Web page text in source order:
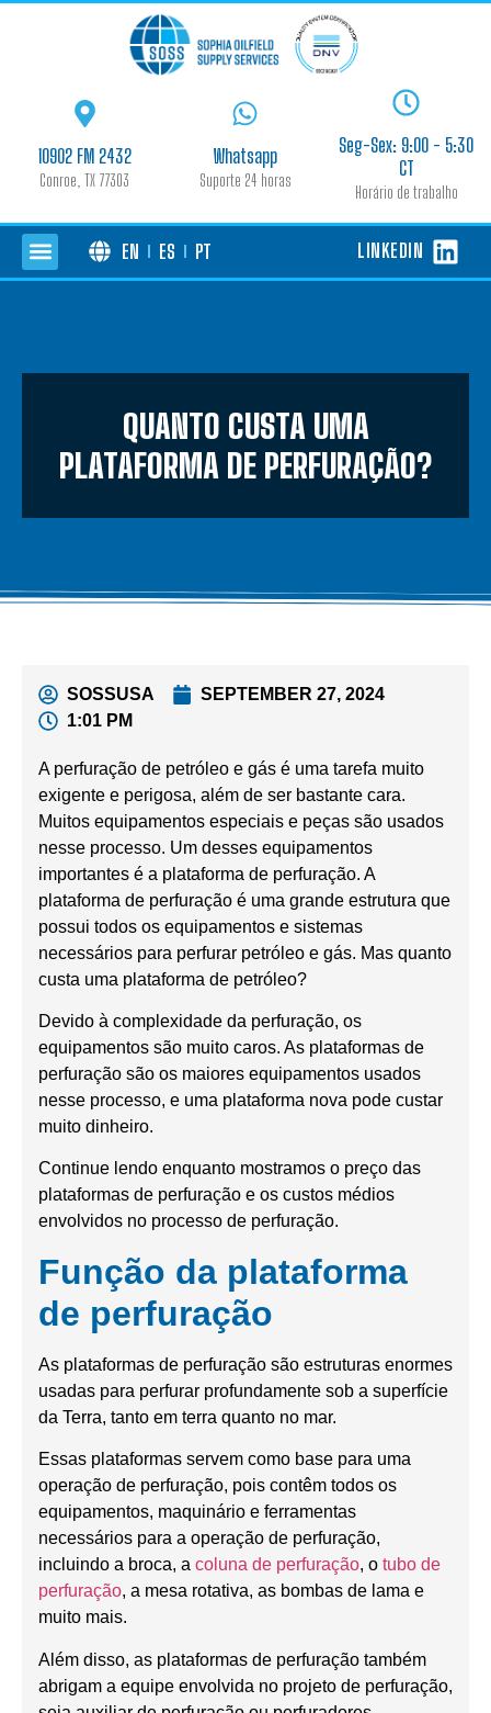
10902 FM 2432
Conroe, TX 77303
Whatsapp
Suporte 24 horas
Seg-Sex: 9:00 - 5:30
CT
Horário de trabalho
EN ES PT LINKEDIN
QUANTO CUSTA UMA
PLATAFORMA DE PERFURAÇÃO?
SOSSUSA
SEPTEMBER 27, 2024
1:01 PM
A perfuração de petróleo e gás é uma tarefa muito
exigente e perigosa, além de ser bastante cara.
Muitos equipamentos especiais e peças são usados
nesse processo. Um desses equipamentos
importantes é a plataforma de perfuração. A
plataforma de perfuração é uma grande estrutura que
possui todos os equipamentos e sistemas
necessários para perfurar petróleo e gás. Mas quanto
custa uma plataforma de petróleo?
Devido à complexidade da perfuração, os
equipamentos são muito caros. As plataformas de
perfuração são os maiores equipamentos usados
nesse processo, e uma plataforma nova pode custar
muito dinheiro.
Continue lendo enquanto mostramos o preço das
plataformas de perfuração e os custos médios
envolvidos no processo de perfuração.
Função da plataforma
de perfuração
As plataformas de perfuração são estruturas enormes
usadas para perfurar profundamente sob a superfície
da Terra, tanto em terra quanto no mar.
Essas plataformas servem como base para uma
operação de perfuração, pois contêm todos os
equipamentos, maquinário e ferramentas
necessários para a operação de perfuração,
incluindo a broca, a coluna de perfuração, o tubo de
perfuração, a mesa rotativa, as bombas de lama e
muito mais.
Além disso, as plataformas de perfuração também
abrigam a equipe envolvida no projeto de perfuração,